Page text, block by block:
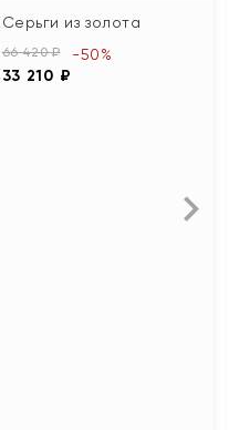
Серьги из золота
66 420 ₽
33 210 ₽
-50%